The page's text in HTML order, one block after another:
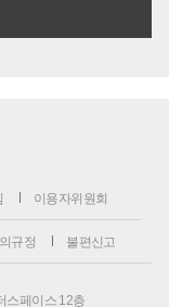
이용자위원회
규정 불편신고
스페이스 12층